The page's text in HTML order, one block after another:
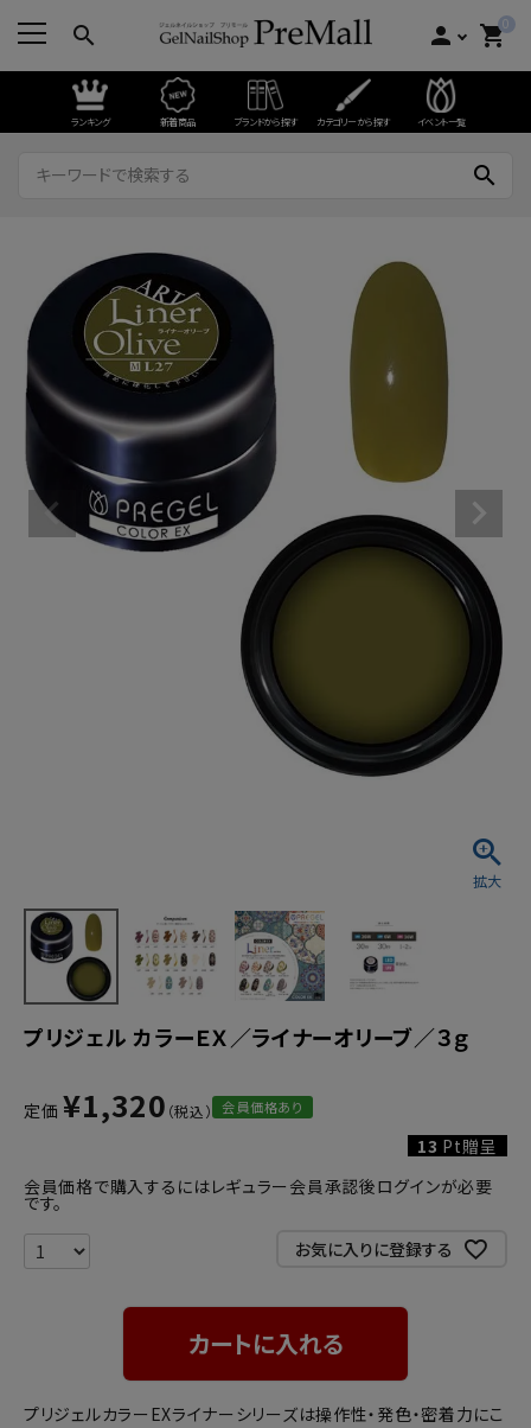
search person 0
shopping_cart
ランキング 新着商品 ブランドから探す カテゴリーから探す イベント一覧
search
プリジェル カラーＥＸ／ライナーオリーブ／３ｇ
定価 ¥1,320 会員価格あり
13 Pt贈呈
会員価格で購入するにはレギュラー会員承認後ログインが必要
です。
お気に入りに登録する
カートに入れる
プリジェルカラーEXライナーシリーズは操作性・発色・密着力にこ